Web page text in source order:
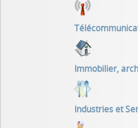
Immobilier,
Industries et